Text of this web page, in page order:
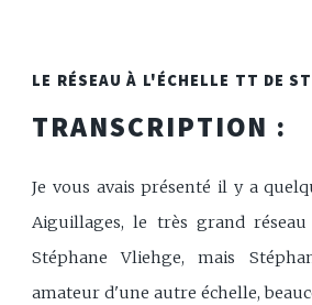
LE RÉSEAU À L'ÉCHELLE TT DE
TRANSCRIPTION :
Je vous avais présenté il y a
Aiguillages, le très grand
Stéphane Vliehge, mais
amateur d'une autre échelle,